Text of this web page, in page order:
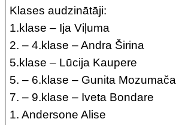
Klases audzinātāji:
1.klase – Ija Viļuma
2. – 4.klase – Andra Širina
5.klase – Lūcija Kaupere
5. – 6.klase – Gunita Mozumača
7. – 9.klase – Iveta Bondare
1. Andersone Alise